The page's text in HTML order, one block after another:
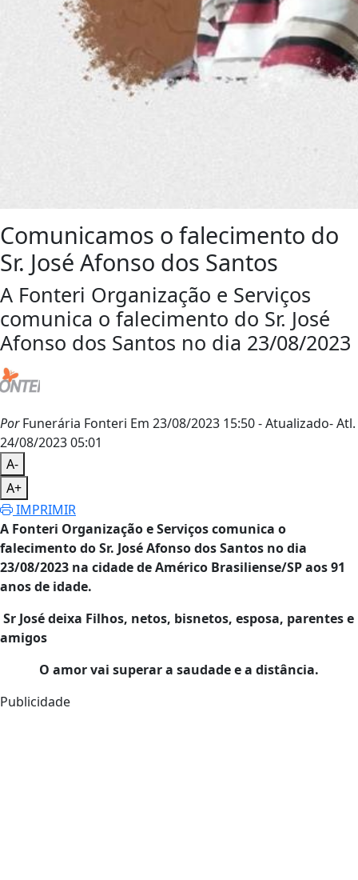
Comunicamos o falecimento do
Sr. José Afonso dos Santos
A Fonteri Organização e Serviços
comunica o falecimento do Sr. José
Afonso dos Santos no dia 23/08/2023
PorFunerária Fonteri Em 23/08/2023 15:50- Atualizado- Atl.
24/08/2023 05:01
A-
A+
IMPRIMIR
A Fonteri Organização e Serviços comunica o
falecimento doSr. José Afonso dos Santos no dia
23/08/2023 na cidade de Américo Brasiliense/SP aos 91
anos de idade.
Sr Josédeixa Filhos, netos, bisnetos, esposa, parentes e
amigos
O amor vai superar a saudade e a distância.
Publicidade